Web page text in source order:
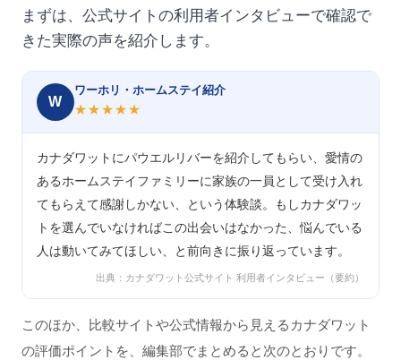
まずは、公式サイトの利用者インタビューで確認で
きた実際の声を紹介します。
W
ワーホリ・ホームステイ紹介
★★★★★
カナダワットにパウエルリバーを紹介してもらい、愛情の
あるホームステイファミリーに家族の一員として受け入れ
てもらえて感謝しかない、という体験談。もしカナダワッ
トを選んでいなければこの出会いはなかった、悩んでいる
人は動いてみてほしい、と前向きに振り返っています。
出典：カナダワット公式サイト 利用者インタビュー（要約）
このほか、比較サイトや公式情報から見えるカナダワット
の評価ポイントを、編集部でまとめると次のとおりです。